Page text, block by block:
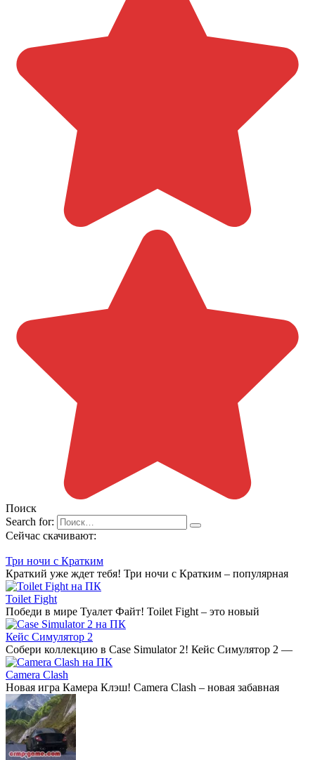
Поиск
Search for:
Сейчас скачивают:
Три ночи с Кратким
Краткий уже ждет тебя! Три ночи с Кратким – популярная
Toilet Fight
Победи в мире Туалет Файт! Toilet Fight – это новый
Кейс Симулятор 2
Собери коллекцию в Case Simulator 2! Кейс Симулятор 2 —
Camera Clash
Новая игра Камера Клэш! Camera Clash – новая забавная